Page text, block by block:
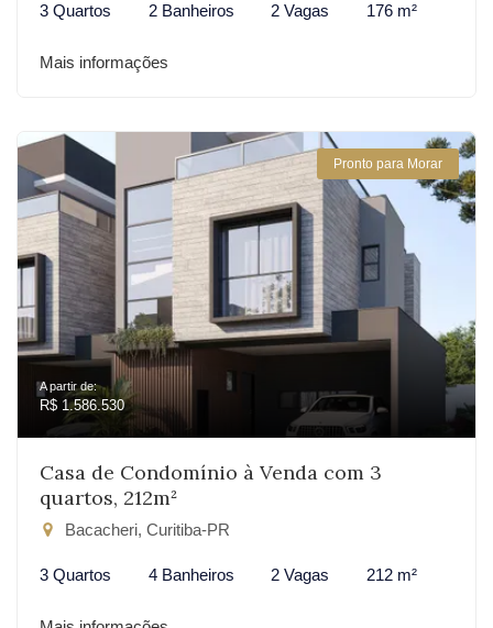
3 Quartos 2 Banheiros 2 Vagas 176 m²
Mais informações
Pronto para Morar
A partir de:
R$ 1.586.530
Casa de Condomínio à Venda com 3
quartos, 212m²
Bacacheri, Curitiba-PR
3 Quartos 4 Banheiros 2 Vagas 212 m²